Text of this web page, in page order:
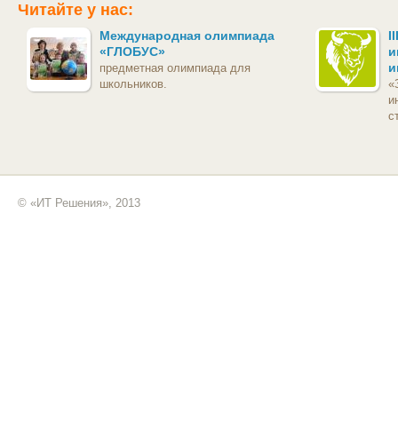
Читайте у нас:
Международная олимпиада
«ГЛОБУС»
предметная олимпиада для
школьников.
© «ИТ Решения», 2013